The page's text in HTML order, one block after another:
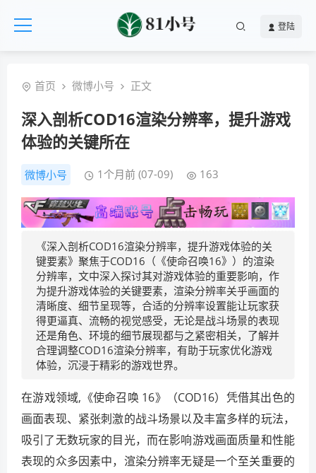
登陆
首页 微博小号 正文
深入剖析COD16渲染分辨率，提升游戏
体验的关键所在
微博小号 1个月前 (07-09) 163
《深入剖析COD16渲染分辨率，提升游戏体验的关
键要素》聚焦于COD16（《使命召唤16》）的渲染
分辨率，文中深入探讨其对游戏体验的重要影响，作
为提升游戏体验的关键要素，渲染分辨率关乎画面的
清晰度、细节呈现等，合适的分辨率设置能让玩家获
得更逼真、流畅的视觉感受，无论是战斗场景的表现
还是角色、环境的细节展现都与之紧密相关，了解并
合理调整COD16渲染分辨率，有助于玩家优化游戏
体验，沉浸于精彩的游戏世界。
在游戏领域,《使命召唤 16》（COD16）凭借其出色的
画面表现、紧张刺激的战斗场景以及丰富多样的玩法，
吸引了无数玩家的目光，而在影响游戏画面质量和性能
表现的众多因素中，渲染分辨率无疑是一个至关重要的